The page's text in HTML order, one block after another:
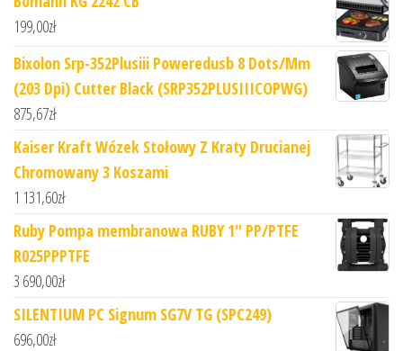
199,00zł
Bixolon Srp-352Plusiii Poweredusb 8 Dots/Mm
(203 Dpi) Cutter Black (SRP352PLUSIIICOPWG)
875,67zł
Kaiser Kraft Wózek Stołowy Z Kraty Drucianej
Chromowany 3 Koszami
1 131,60zł
Ruby Pompa membranowa RUBY 1" PP/PTFE
R025PPPTFE
3 690,00zł
SILENTIUM PC Signum SG7V TG (SPC249)
696,00zł